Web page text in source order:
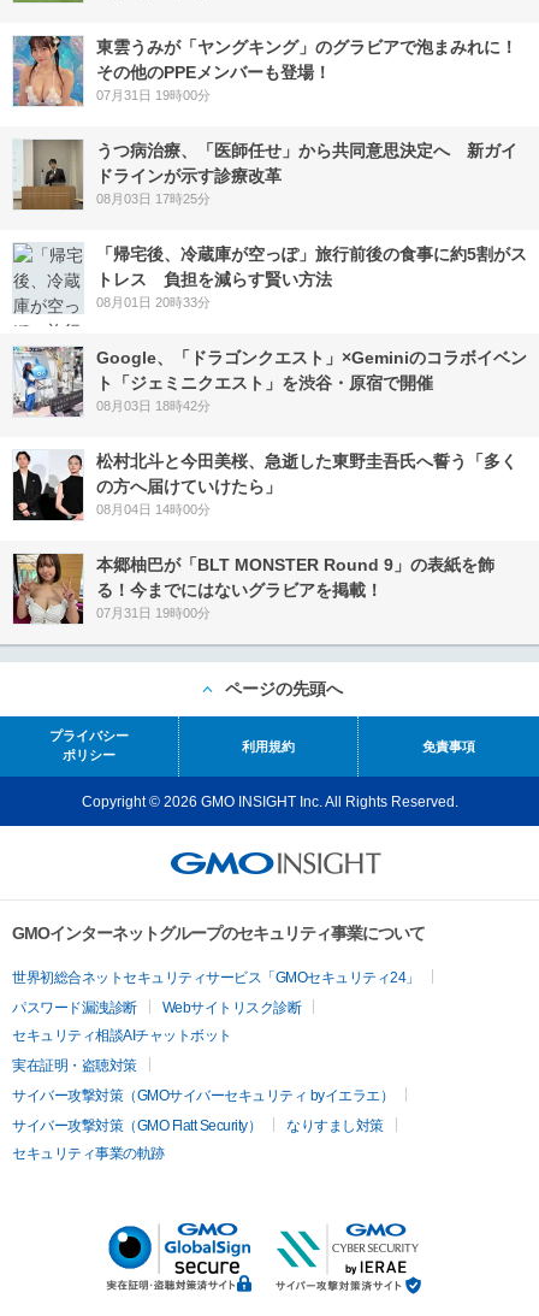
東雲うみが「ヤングキング」のグラビアで泡まみれに！
その他のPPEメンバーも登場！
07月31日 19時00分
うつ病治療、「医師任せ」から共同意思決定へ 新ガイ
ドラインが示す診療改革
08月03日 17時25分
「帰宅後、冷蔵庫が空っぽ」旅行前後の食事に約5割がス
トレス 負担を減らす賢い方法
08月01日 20時33分
Google、「ドラゴンクエスト」×Geminiのコラボイベン
ト「ジェミニクエスト」を渋谷・原宿で開催
08月03日 18時42分
松村北斗と今田美桜、急逝した東野圭吾氏へ誓う「多く
の方へ届けていけたら」
08月04日 14時00分
本郷柚巴が「BLT MONSTER Round 9」の表紙を飾
る！今までにはないグラビアを掲載！
07月31日 19時00分
ページの先頭へ
プライバシー
ポリシー
利用規約 免責事項
Copyright © 2026 GMO INSIGHT Inc. All Rights Reserved.
GMOインターネットグループのセキュリティ事業について
世界初総合ネットセキュリティサービス「GMOセキュリティ24」
パスワード漏洩診断
Webサイトリスク診断
セキュリティ相談AIチャットボット
実在証明・盗聴対策
サイバー攻撃対策（GMOサイバーセキュリティ byイエラエ）
サイバー攻撃対策（GMO Flatt Security）
なりすまし対策
セキュリティ事業の軌跡